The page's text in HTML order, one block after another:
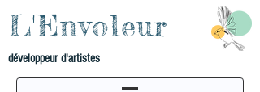
L'Envoleur
développeur d'artistes